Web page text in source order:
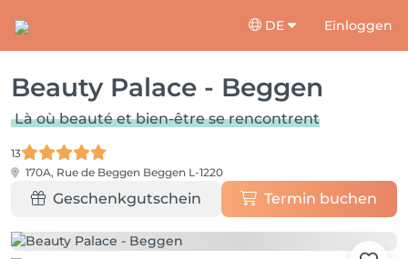
DE Einloggen
Beauty Palace - Beggen
Là où beauté et bien-être se rencontrent
13
170A, Rue de Beggen Beggen L-1220
Geschenkgutschein Termin buchen